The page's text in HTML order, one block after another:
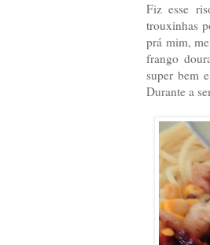
Fiz esse
trouxinhas
prá mim,
frango
super bem
Durante a